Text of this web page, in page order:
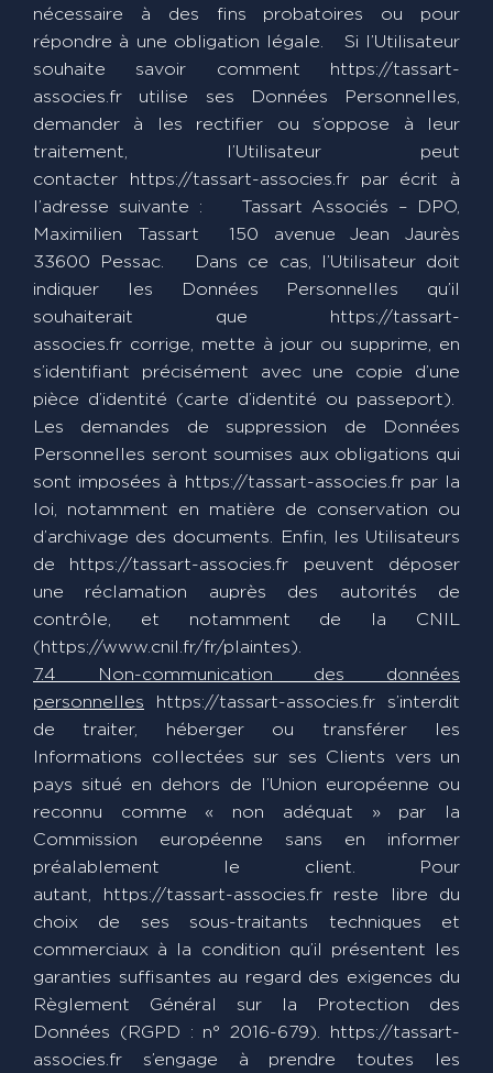
nécessaire à des fins probatoires ou pour
répondre à une obligation légale. Si l’Utilisateur
souhaite savoir comment https://tassart-
associes.fr utilise ses Données Personnelles,
demander à les rectifier ou s’oppose à leur
traitement, l’Utilisateur peut
contacter https://tassart-associes.fr par écrit à
l’adresse suivante : Tassart Associés – DPO,
Maximilien Tassart 150 avenue Jean Jaurès
33600 Pessac. Dans ce cas, l’Utilisateur doit
indiquer les Données Personnelles qu’il
souhaiterait que https://tassart-
associes.fr corrige, mette à jour ou supprime, en
s’identifiant précisément avec une copie d’une
pièce d’identité (carte d’identité ou passeport).
Les demandes de suppression de Données
Personnelles seront soumises aux obligations qui
sont imposées à https://tassart-associes.fr par la
loi, notamment en matière de conservation ou
d’archivage des documents. Enfin, les Utilisateurs
de https://tassart-associes.fr peuvent déposer
une réclamation auprès des autorités de
contrôle, et notamment de la CNIL
(https://www.cnil.fr/fr/plaintes).
7.4 Non-communication des données
personnelles https://tassart-associes.fr s’interdit
de traiter, héberger ou transférer les
Informations collectées sur ses Clients vers un
pays situé en dehors de l’Union européenne ou
reconnu comme « non adéquat » par la
Commission européenne sans en informer
préalablement le client. Pour
autant, https://tassart-associes.fr reste libre du
choix de ses sous-traitants techniques et
commerciaux à la condition qu’il présentent les
garanties suffisantes au regard des exigences du
Règlement Général sur la Protection des
Données (RGPD : n° 2016-679). https://tassart-
associes.fr s’engage à prendre toutes les